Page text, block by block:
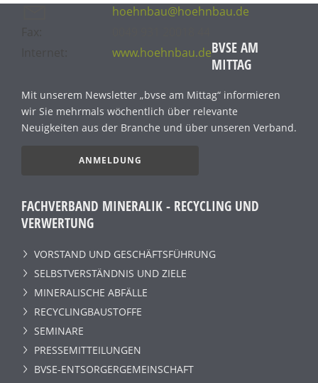
hoehnbau@hoehnbau.de
www.hoehnbau.deBVSE AM
MITTAG
Mit unserem Newsletter „bvse am Mittag“ informieren
wir Sie mehrmals wöchentlich über relevante
Neuigkeiten aus der Branche und über unseren Verband.
ANMELDUNG
FACHVERBAND MINERALIK - RECYCLING UND
VERWERTUNG
VORSTAND UND GESCHÄFTSFÜHRUNG
SELBSTVERSTÄNDNIS UND ZIELE
MINERALISCHE ABFÄLLE
RECYCLINGBAUSTOFFE
SEMINARE
PRESSEMITTEILUNGEN
BVSE-ENTSORGERGEMEINSCHAFT